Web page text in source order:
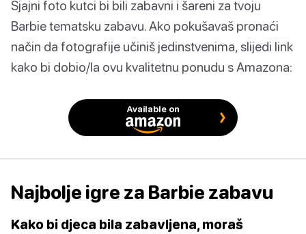
Sjajni foto kutci bi bili zabavni i šareni za tvoju
Barbie tematsku zabavu. Ako pokušavaš pronaći
način da fotografije učiniš jedinstvenima, slijedi link
kako bi dobio/la ovu kvalitetnu ponudu s Amazona:
Available on
Najbolje igre za Barbie zabavu
Kako bi djeca bila zabavljena, moraš